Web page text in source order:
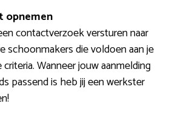
opnemen
contactverzoek versturen naar
schoonmakers die voldoen aan je
Wanneer jouw aanmelding
passend is heb jij een werkster